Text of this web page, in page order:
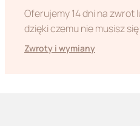
Oferujemy 14 dni na zwrot
dzięki czemu nie musisz
Zwroty i wymiany